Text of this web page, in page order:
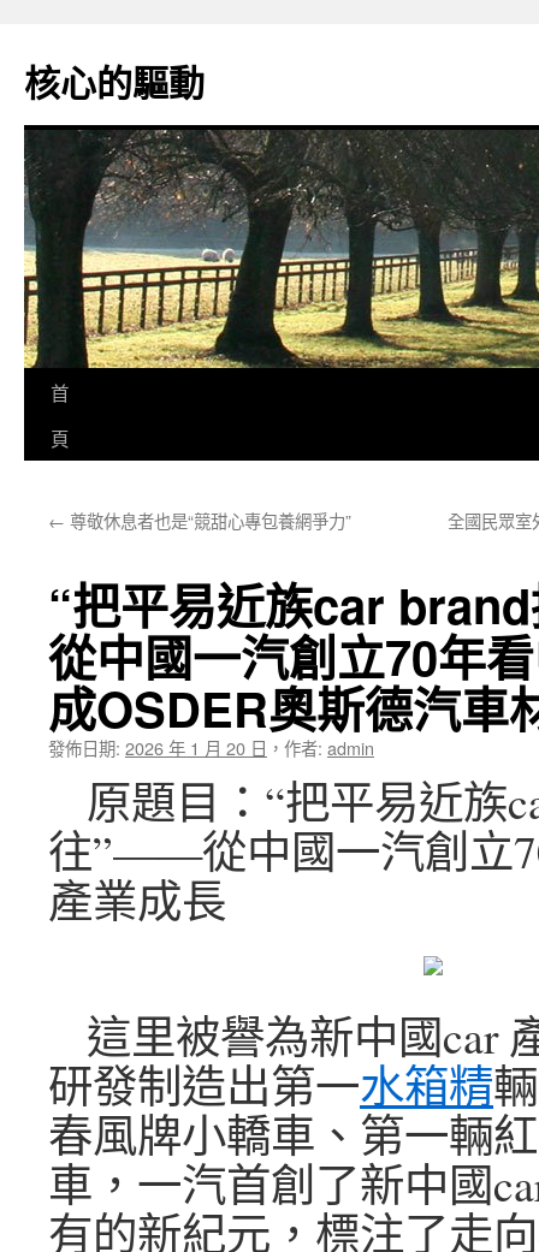
主
要
核心的驅動
首
頁
← 尊敬休息者也是“競甜心專包養網爭力” 全國民眾室
“把平易近族car
從中國一汽創立70年
成OSDER奧斯德汽車
發佈日期: 2026 年 1 月 20 日 ， 作者: admin
原題目：“把平易近族
往”——從中國一汽創立
產業成長
這里被譽為新中國car
研發制造出第一水箱精
春風牌小轎車、第一輛
車，一汽首創了新中國
有的新紀元，標注了走